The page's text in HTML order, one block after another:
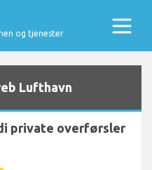
og tjenester
Lufthavn
private overførsler